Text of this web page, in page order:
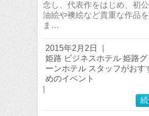
念し、代表作をはじめ、初
油絵や襖絵など貴重な作品
ま…
2015年2月2日
姫路 ビジネスホテル 姫路グ
ーンホテル スタッフがおす
めのイベント